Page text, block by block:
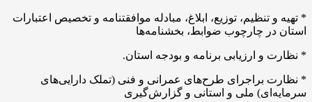
تنظیم، توزیع، ابلاغ، مبادله موافقتنامه و تخصیص اعتبارات
چارچوب ضوابط، بخشنامه‌ها
و ارزیابی برنامه و بودجه استان.
براجرای طرح‌های عمرانی و فنی (تملک دارایی‌های
ملی و استانی و گزارش‌گیری